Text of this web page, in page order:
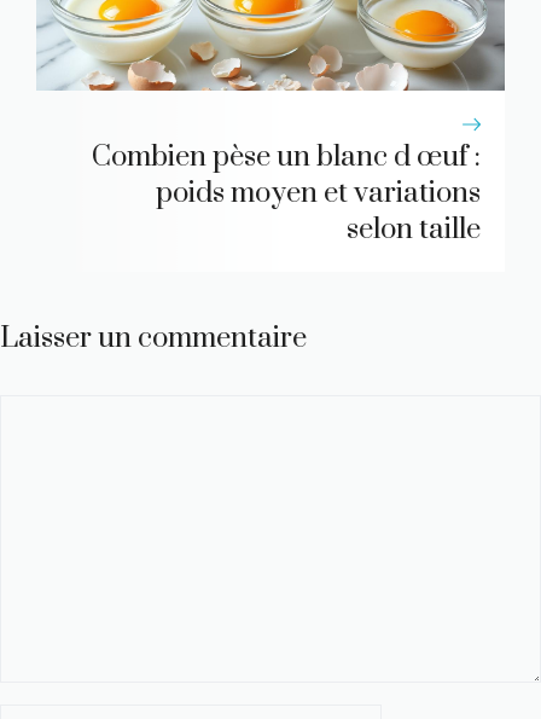
Combien pèse un blanc d œuf :
poids moyen et variations
selon taille
Laisser un commentaire